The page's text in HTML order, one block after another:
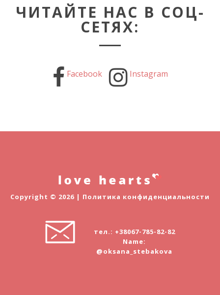
ЧИТАЙТЕ НАС В СОЦ-
СЕТЯХ:
Facebook Instagram
Copyright © 2026 | Политика конфиденциальности
тел.: +38067-785-82-82
Name:
@oksana_stebakova